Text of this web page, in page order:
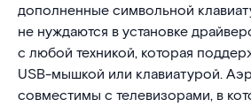
дополненные символьной
не нуждаются в установке
с любой техникой, которая
USB-мышкой или клавиатурой.
совместимы с телевизорами, в